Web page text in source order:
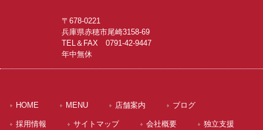
〒678-0221
兵庫県赤穂市尾崎3158-69
TEL＆FAX 0791-42-9447
年中無休
HOME MENU 店舗案内 ブログ
採用情報 サイトマップ 会社概要 独立支援